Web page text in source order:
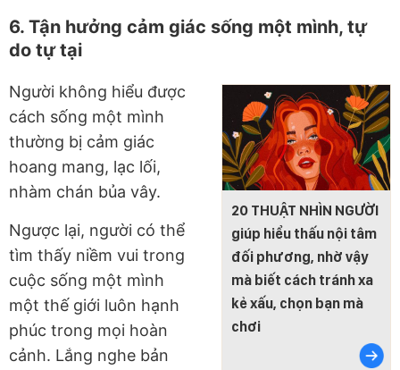
6. Tận hưởng cảm giác sống một mình, tự
do tự tại
20 THUẬT NHÌN NGƯỜI
giúp hiểu thấu nội tâm
đối phương, nhờ vậy
mà biết cách tránh xa
kẻ xấu, chọn bạn mà
chơi
Người không hiểu được
cách sống một mình
thường bị cảm giác
hoang mang, lạc lối,
nhàm chán bủa vây.
Ngược lại, người có thể
tìm thấy niềm vui trong
cuộc sống một mình
một thế giới luôn hạnh
phúc trong mọi hoàn
cảnh. Lắng nghe bản